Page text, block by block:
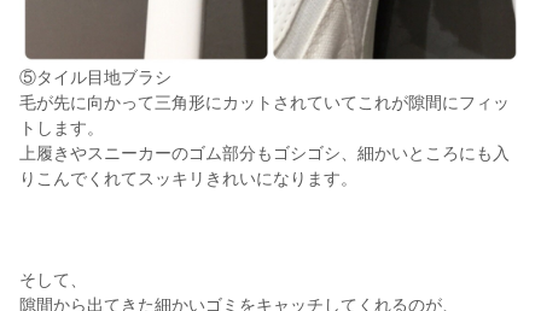
⑤タイル目地ブラシ
毛が先に向かって三角形にカットされていてこれが隙間にフィッ
トします。
上履きやスニーカーのゴム部分もゴシゴシ、細かいところにも入
りこんでくれてスッキリきれいになります。
そして、
隙間から出てきた細かいゴミをキャッチしてくれるのが、